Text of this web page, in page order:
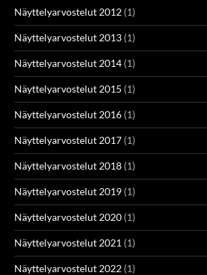
Näyttelyarvostelut 2012 (1)
Näyttelyarvostelut 2013 (1)
Näyttelyarvostelut 2014 (1)
Näyttelyarvostelut 2015 (1)
Näyttelyarvostelut 2016 (1)
Näyttelyarvostelut 2017 (1)
Näyttelyarvostelut 2018 (1)
Näyttelyarvostelut 2019 (1)
Näyttelyarvostelut 2020 (1)
Näyttelyarvostelut 2021 (1)
Näyttelyarvostelut 2022 (1)